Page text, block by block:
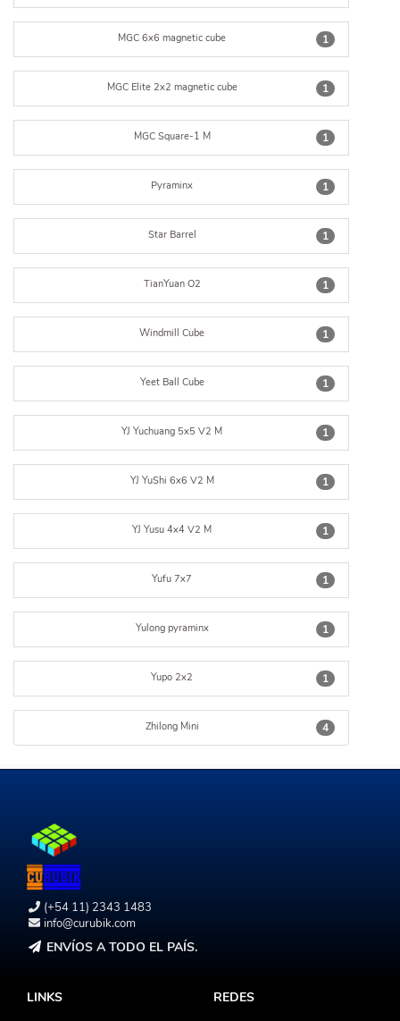
1
MGC 6x6 magnetic cube
1
MGC Elite 2x2 magnetic cube
1
MGC Square-1 M
1
Pyraminx
1
Star Barrel
1
TianYuan O2
1
Windmill Cube
1
Yeet Ball Cube
1
YJ Yuchuang 5x5 V2 M
1
YJ YuShi 6x6 V2 M
1
YJ Yusu 4x4 V2 M
1
Yufu 7x7
1
Yulong pyraminx
1
Yupo 2x2
4
Zhilong Mini
(+54 11) 2343 1483
info@curubik.com
ENVÍOS A TODO EL PAÍS.
LINKS REDES